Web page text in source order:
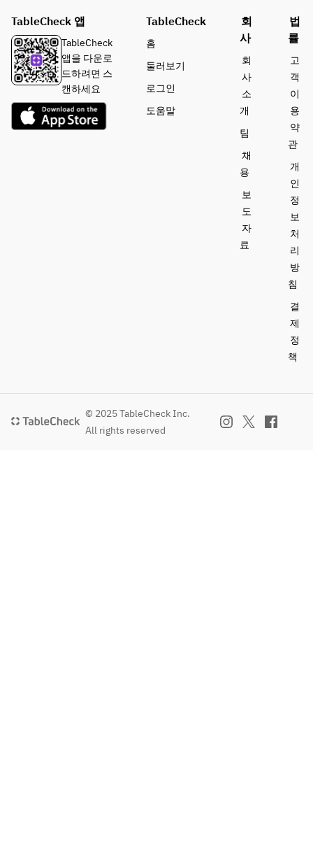
TableCheck 앱
TableCheck
앱을 다운로
드하려면 스
캔하세요
TableCheck
홈
둘러보기
로그인
도움말
회
사
회
사
소
개
팀
채
용
보
도
자
료
법
률
고
객
이
용
약
관
개
인
정
보
처
리
방
침
결
제
정
책
© 2025 TableCheck Inc.
All rights reserved